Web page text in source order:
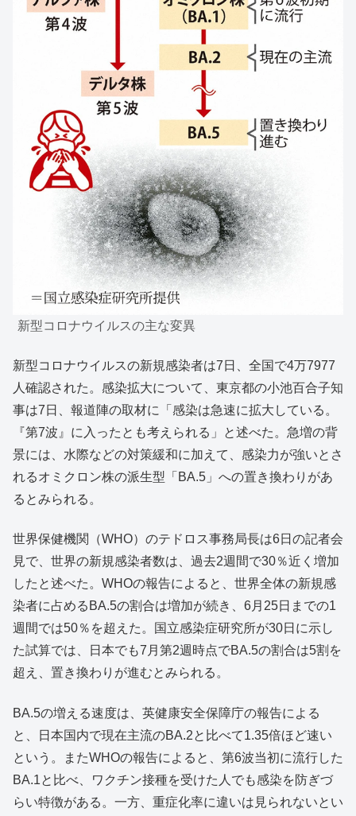
新型コロナウイルスの主な変異
新型コロナウイルスの新規感染者は7日、全国で4万7977
人確認された。感染拡大について、東京都の小池百合子知
事は7日、報道陣の取材に「感染は急速に拡大している。
『第7波』に入ったとも考えられる」と述べた。急増の背
景には、水際などの対策緩和に加えて、感染力が強いとさ
れるオミクロン株の派生型「BA.5」への置き換わりがあ
るとみられる。
世界保健機関（WHO）のテドロス事務局長は6日の記者会
見で、世界の新規感染者数は、過去2週間で30％近く増加
したと述べた。WHOの報告によると、世界全体の新規感
染者に占めるBA.5の割合は増加が続き、6月25日までの1
週間では50％を超えた。国立感染症研究所が30日に示し
た試算では、日本でも7月第2週時点でBA.5の割合は5割を
超え、置き換わりが進むとみられる。
BA.5の増える速度は、英健康安全保障庁の報告による
と、日本国内で現在主流のBA.2と比べて1.35倍ほど速い
という。またWHOの報告によると、第6波当初に流行した
BA.1と比べ、ワクチン接種を受けた人でも感染を防ぎづ
らい特徴がある。一方、重症化率に違いは見られないとい